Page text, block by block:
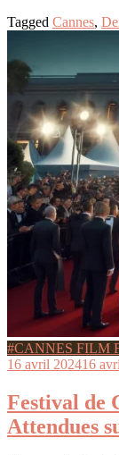
Tagged Cannes,
#CANNES FILM
16 avril 202416
Festival de
Attendues